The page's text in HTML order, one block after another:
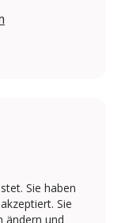
Sie haben
Sie
ändern und